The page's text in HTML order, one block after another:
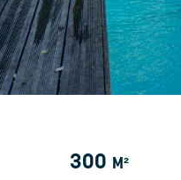
300 M²